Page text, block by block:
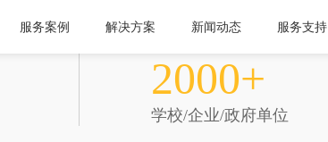
服务案例 解决方案 新闻动态 服务支持
2000+
学校/企业/政府单位